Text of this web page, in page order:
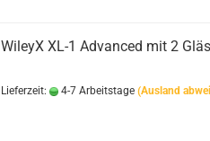
WileyX XL-1 Advanced mit 2
Lieferzeit: 4-7 Arbeitstage (Ausland